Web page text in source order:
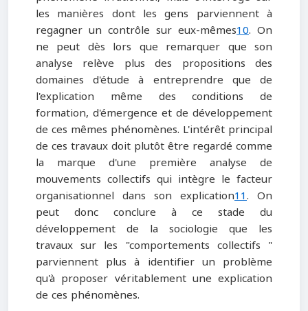
les manières dont les gens parviennent à
regagner un contrôle sur eux-mêmes10. On
ne peut dès lors que remarquer que son
analyse relève plus des propositions des
domaines d'étude à entreprendre que de
l'explication même des conditions de
formation, d'émergence et de développement
de ces mêmes phénomènes. L'intérêt principal
de ces travaux doit plutôt être regardé comme
la marque d'une première analyse de
mouvements collectifs qui intègre le facteur
organisationnel dans son explication11. On
peut donc conclure à ce stade du
développement de la sociologie que les
travaux sur les "comportements collectifs "
parviennent plus à identifier un problème
qu'à proposer véritablement une explication
de ces phénomènes.